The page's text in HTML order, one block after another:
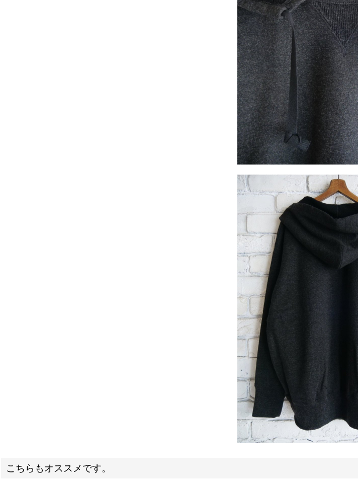
こちらもオススメです。